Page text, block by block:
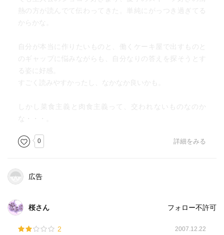
熱の方が読んでて伝わってきた。単純にがっつき過ぎてる
からかな。
自分が本当に作りたいものと、働くケーキ屋で出すものと
のギャップに悩みながらも、自分なりの答えを探そうとす
る姿に好感。
すごく読みやすかったし、なかなか良いかも。
しかし菜食主義と肉食主義って、交われないものなのか
な・・・。
0 詳細をみる
広告
桜さん フォロー不許可
2 2007.12.22